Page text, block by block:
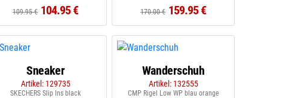
109.95 € 104.95 €
170.00 € 159.95 €
Sneaker
Artikel: 129735
SKECHERS Slip Ins black
Wanderschuh
Artikel: 132555
CMP Rigel Low WP blau orange